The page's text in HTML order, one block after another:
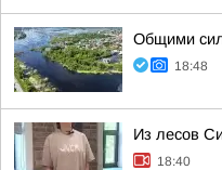
Общими
18:48
Из лесов
18:40